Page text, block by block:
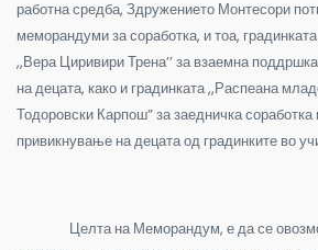
работна средба, Здружението Монтесори
меморандуми за соработка, и тоа,
,,Вера Циривири Трена’’ за взаемна
на децата, како и градинката ,,Распеана
Тодоровски Карпош” за заедничка
привикнување на децата од градинките во
Целта на Меморандум, е да се